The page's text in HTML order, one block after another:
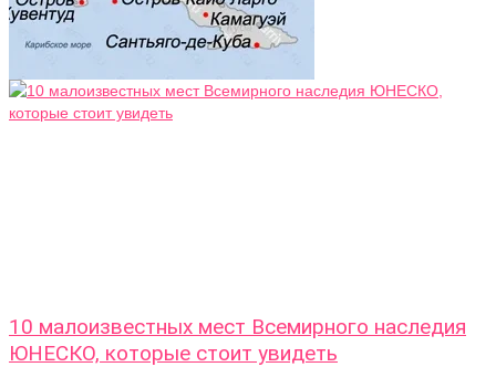
10 малоизвестных мест Всемирного наследия
ЮНЕСКО, которые стоит увидеть